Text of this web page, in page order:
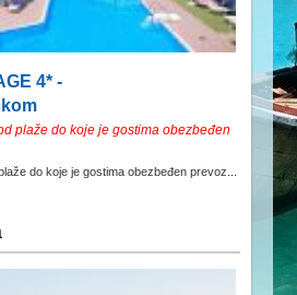
4* -
plaže do koje je gostima obezbeđen
do koje je gostima obezbeđen prevoz...